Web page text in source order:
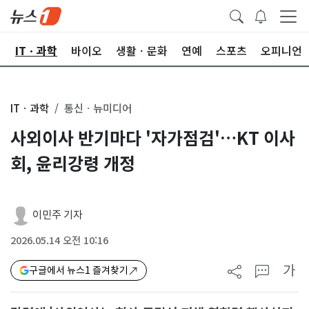
ITㆍ과학 바이오 생활ㆍ문화 연예 스포츠 오피니언
ITㆍ과학 통신ㆍ뉴미디어
사외이사 반기마다 '자가점검'…KT 이사
회, 윤리강령 개정
이민주 기자
2026.05.14 오전 10:16
구글에서 뉴스1 즐겨찾기 가